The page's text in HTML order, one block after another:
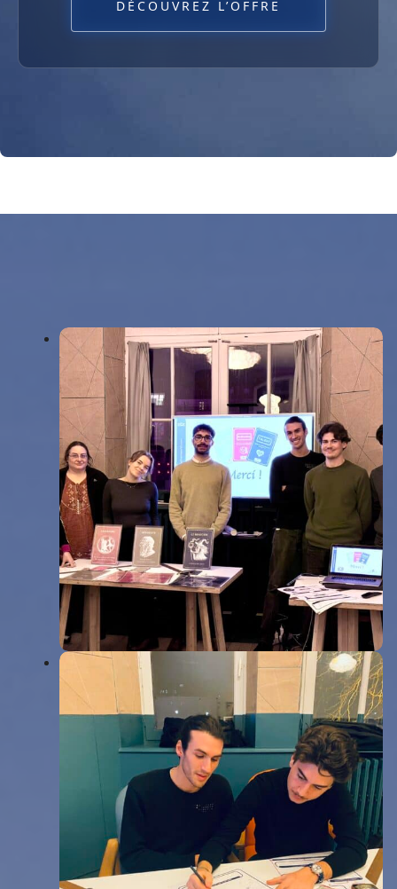
DÉCOUVREZ L’OFFRE